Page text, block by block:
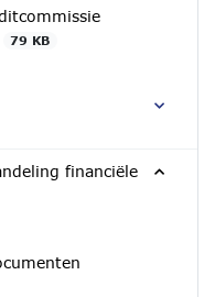
79 KB
financiële